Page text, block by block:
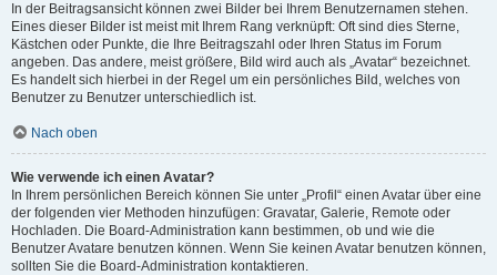
In der Beitragsansicht können zwei Bilder bei Ihrem Benutzernamen stehen.
Eines dieser Bilder ist meist mit Ihrem Rang verknüpft: Oft sind dies Sterne,
Kästchen oder Punkte, die Ihre Beitragszahl oder Ihren Status im Forum
angeben. Das andere, meist größere, Bild wird auch als „Avatar“ bezeichnet.
Es handelt sich hierbei in der Regel um ein persönliches Bild, welches von
Benutzer zu Benutzer unterschiedlich ist.
Nach oben
Wie verwende ich einen Avatar?
In Ihrem persönlichen Bereich können Sie unter „Profil“ einen Avatar über eine
der folgenden vier Methoden hinzufügen: Gravatar, Galerie, Remote oder
Hochladen. Die Board-Administration kann bestimmen, ob und wie die
Benutzer Avatare benutzen können. Wenn Sie keinen Avatar benutzen können,
sollten Sie die Board-Administration kontaktieren.